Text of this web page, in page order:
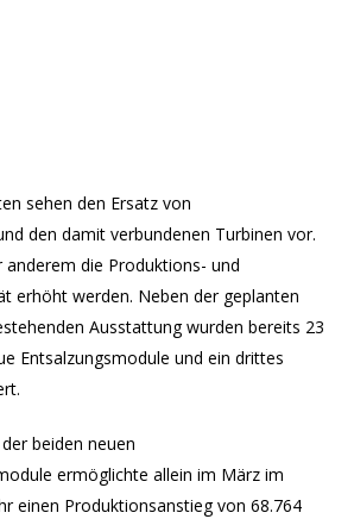
sehen den Ersatz von
den damit verbundenen Turbinen vor.
die Produktions- und
erhöht werden. Neben der geplanten
Ausstattung wurden bereits 23
Entsalzungsmodule und ein drittes
beiden neuen
ermöglichte allein im März im
einen Produktionsanstieg von 68.764